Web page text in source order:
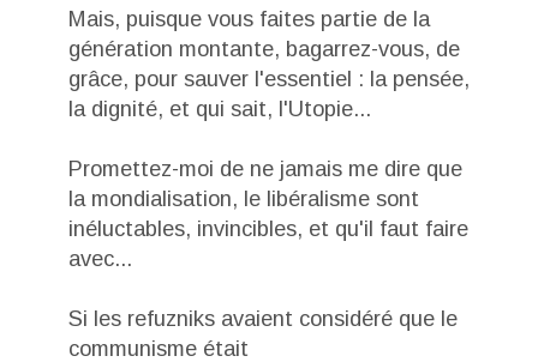
Mais, puisque vous faites partie de la
génération montante, bagarrez-vous, de
grâce, pour sauver l'essentiel : la pensée,
la dignité, et qui sait, l'Utopie...
Promettez-moi de ne jamais me dire que
la mondialisation, le libéralisme sont
inéluctables, invincibles, et qu'il faut faire
avec...
Si les refuzniks avaient considéré que le
communisme était